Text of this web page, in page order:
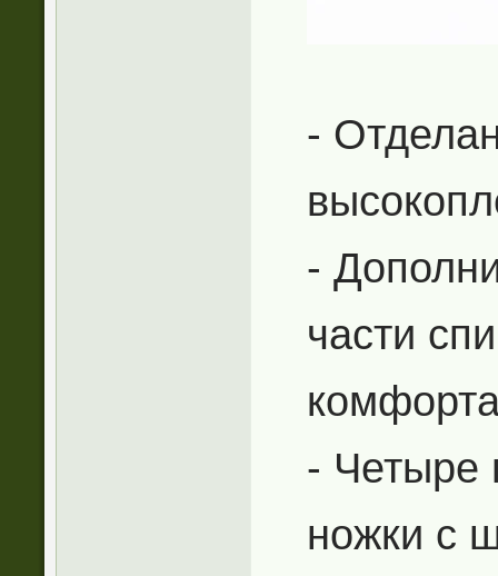
-
-
части
- Четыре
ножки с